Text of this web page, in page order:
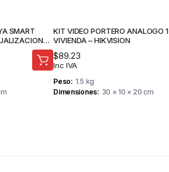
SMART
KIT VIDEO PORTERO ANALOGO 1
VIVIENDA – HIKVISION
$89.23
Inc IVA
Peso 1.5 kg
Dimensiones
30 × 10 × 20 cm